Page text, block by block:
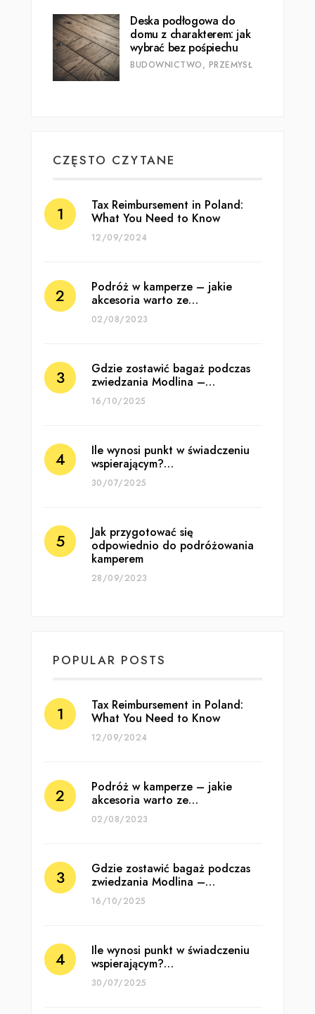
Deska podłogowa do
domu z charakterem: jak
wybrać bez pośpiechu
BUDOWNICTWO, PRZEMYSŁ
CZĘSTO CZYTANE
Tax Reimbursement in Poland:
What You Need to Know
12/09/2024
Podróż w kamperze – jakie
akcesoria warto ze…
02/08/2023
Gdzie zostawić bagaż podczas
zwiedzania Modlina –…
16/10/2025
Ile wynosi punkt w świadczeniu
wspierającym?…
30/07/2025
Jak przygotować się
odpowiednio do podróżowania
kamperem
28/09/2023
POPULAR POSTS
Tax Reimbursement in Poland:
What You Need to Know
12/09/2024
Podróż w kamperze – jakie
akcesoria warto ze…
02/08/2023
Gdzie zostawić bagaż podczas
zwiedzania Modlina –…
16/10/2025
Ile wynosi punkt w świadczeniu
wspierającym?…
30/07/2025